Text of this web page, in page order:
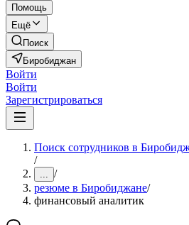
Помощь
Ещё
Поиск
Биробиджан
Войти
Войти
Зарегистрироваться
Поиск сотрудников в
/
... /
резюме в Биробиджане/
финансовый аналитик